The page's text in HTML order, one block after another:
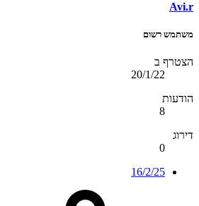
Avi.r
משתמש רשום
הצטרף ב
20/1/22
הודעות
8
דירוג
0
16/2/25